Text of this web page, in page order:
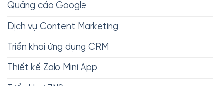
Quảng cáo Google
Dịch vụ Content Marketing
Triển khai ứng dụng CRM
Thiết kế Zalo Mini App